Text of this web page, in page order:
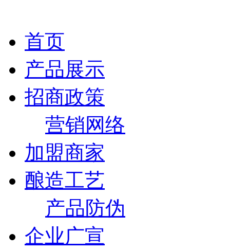
首页
产品展示
招商政策
营销网络
加盟商家
酿造工艺
产品防伪
企业广宣